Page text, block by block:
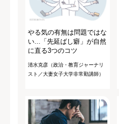
やる気の有無は問題ではな
い...「先延ばし癖」が自然
に直る3つのコツ
清水克彦（政治・教育ジャーナリ
スト／大妻女子大学非常勤講師）